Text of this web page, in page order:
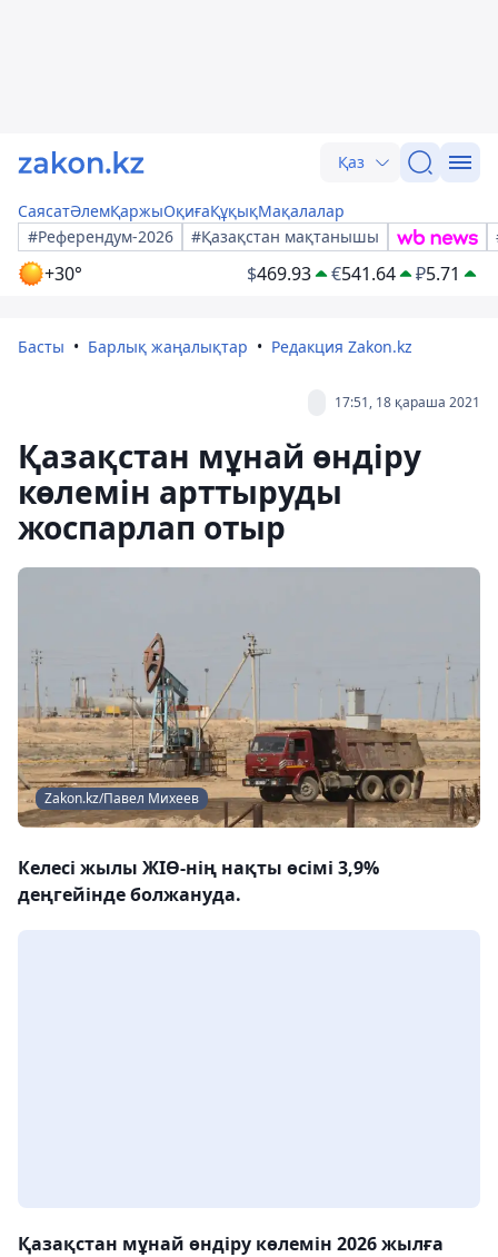
Қаз
СаясатӘлемҚаржыОқиғаҚұқықМақалалар
#Референдум-2026
#Қазақстан мақтанышы
+30° $469.93 €541.64 ₽5.71
Басты Барлық жаңалықтар Редакция Zakon.kz
17:51, 18 қараша 2021
Қазақстан мұнай өндіру
көлемін арттыруды
жоспарлап отыр
Zakon.kz/Павел Михеев
Келесі жылы ЖІӨ-нің нақты өсімі 3,9%
деңгейінде болжануда.
Қазақстан мұнай өндіру көлемін 2026 жылға